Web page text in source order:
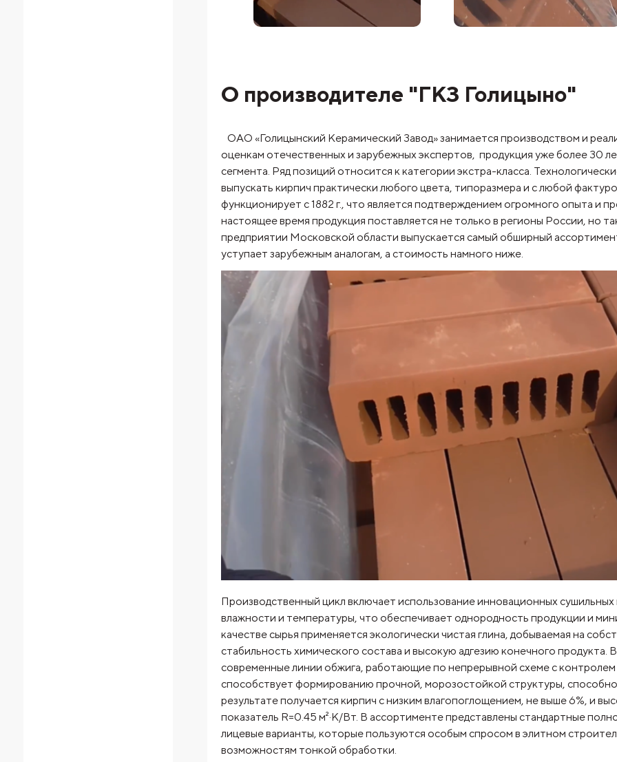
О производителе "ГКЗ Голицыно"
ОАО «Голицынский Керамический Завод» занимается производством и
оценкам отечественных и зарубежных экспертов, продукция уже более 30
сегмента. Ряд позиций относится к категории экстра-класса.
выпускать кирпич практически любого цвета, типоразмера и с любой
функционирует с 1882 г., что является подтверждением огромного опыта и
настоящее время продукция поставляется не только в регионы России, но
предприятии Московской области выпускается самый обширный
уступает зарубежным аналогам, а стоимость намного ниже.
Производственный цикл включает использование инновационных
влажности и температуры, что обеспечивает однородность продукции и
качестве сырья применяется экологически чистая глина, добываемая на
стабильность химического состава и высокую адгезию конечного продукта.
современные линии обжига, работающие по непрерывной схеме с
способствует формированию прочной, морозостойкой структуры,
результате получается кирпич с низким влагопоглощением, не выше 6%, и
показатель R=0.45 м²·К/Вт. В ассортименте представлены стандартные
лицевые варианты, которые пользуются особым спросом в элитном
возможностям тонкой обработки.